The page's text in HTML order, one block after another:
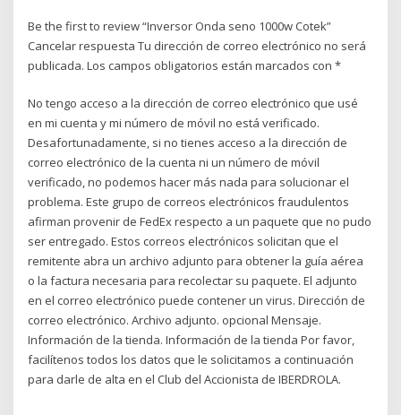
Be the first to review “Inversor Onda seno 1000w Cotek”
Cancelar respuesta Tu dirección de correo electrónico no será
publicada. Los campos obligatorios están marcados con *
No tengo acceso a la dirección de correo electrónico que usé
en mi cuenta y mi número de móvil no está verificado.
Desafortunadamente, si no tienes acceso a la dirección de
correo electrónico de la cuenta ni un número de móvil
verificado, no podemos hacer más nada para solucionar el
problema. Este grupo de correos electrónicos fraudulentos
afirman provenir de FedEx respecto a un paquete que no pudo
ser entregado. Estos correos electrónicos solicitan que el
remitente abra un archivo adjunto para obtener la guía aérea
o la factura necesaria para recolectar su paquete. El adjunto
en el correo electrónico puede contener un virus. Dirección de
correo electrónico. Archivo adjunto. opcional Mensaje.
Información de la tienda. Información de la tienda Por favor,
facilítenos todos los datos que le solicitamos a continuación
para darle de alta en el Club del Accionista de IBERDROLA.